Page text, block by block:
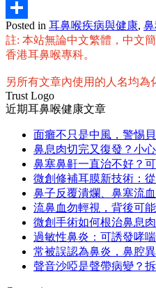
Email
分
享
Posted in 耳鼻喉疾病與健康,
註: 本站無論中文繁體，中文
香港耳鼻喉專科。
另所有文章內使用的人名均為
Trust Logo
近期耳鼻喉健康文章
面癱不只是中風，警惕
鼻息肉切完又復發？小
鼻塞鼻鼾一直治不好？
微創修補耳膜新技術：
鼻子反覆潰爛、鼻塞流
流鼻血勿輕視，背後可
微創手術如何根治鼻息肉
過敏性鼻炎：可誘發哮
常被誤認為鼻炎，鼻腔
聲音沙啞是聲帶病變？